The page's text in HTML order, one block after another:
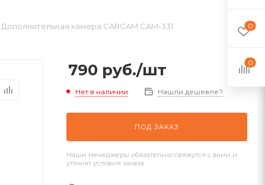
Дополнительная камера CARCAM CAM-331
790 руб./шт
Нет в наличии Нашли дешевле?
ПОД ЗАКАЗ
Наши менеджеры обязательно свяжутся с вами и
уточнят условия заказа
0
0